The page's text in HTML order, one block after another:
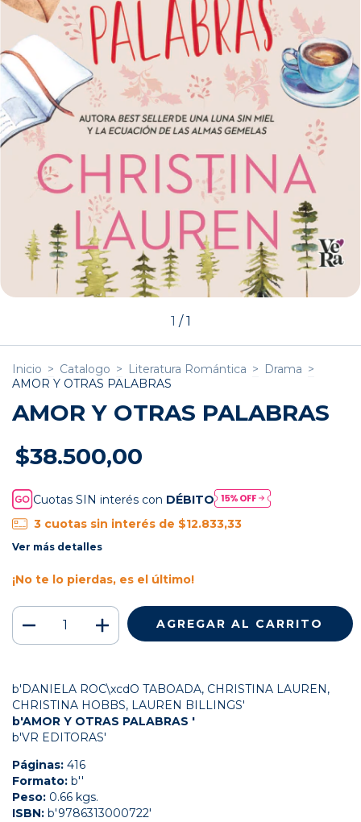
1 /1
Inicio > Catalogo > Literatura Romántica > Drama >
AMOR Y OTRAS PALABRAS
AMOR Y OTRAS PALABRAS
$38.500,00
Cuotas SIN interés con DÉBITO
3 cuotas sin interés de $12.833,33
Ver más detalles
¡No te lo pierdas, es el último!
b'DANIELA ROC\xcdO TABOADA, CHRISTINA LAUREN,
CHRISTINA HOBBS, LAUREN BILLINGS'
b'AMOR Y OTRAS PALABRAS '
b'VR EDITORAS'
Páginas: 416
Formato: b''
Peso: 0.66 kgs.
ISBN: b'9786313000722'